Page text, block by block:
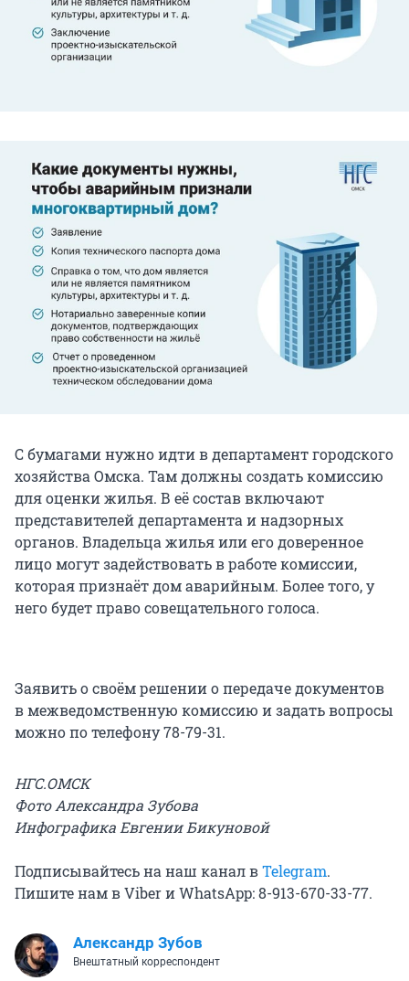
С бумагами нужно идти в департамент городского
хозяйства Омска. Там должны создать комиссию
для оценки жилья. В её состав включают
представителей департамента и надзорных
органов. Владельца жилья или его доверенное
лицо могут задействовать в работе комиссии,
которая признаёт дом аварийным. Более того, у
него будет право совещательного голоса.
Заявить о своём решении о передаче документов
в межведомственную комиссию и задать вопросы
можно по телефону 78-79-31.
НГС.ОМСК
Фото Александра Зубова
Инфографика Евгении Бикуновой
Подписывайтесь на наш канал вTelegram.
Пишите нам в Viber и WhatsApp: 8-913-670-33-77.
Александр Зубов
Внештатный корреспондент